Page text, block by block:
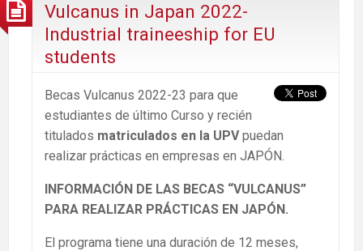
Vulcanus in Japan 2022-
Industrial traineeship for EU
students
Becas Vulcanus 2022-23 para que
estudiantes de último Curso y recién
titulados matriculados en la UPVpuedan
realizar prácticas en empresas en JAPÓN.
INFORMACIÓN DE LAS BECAS “VULCANUS”
PARA REALIZAR PRÁCTICAS EN JAPÓN.
El programa tiene una duración de 12 meses,